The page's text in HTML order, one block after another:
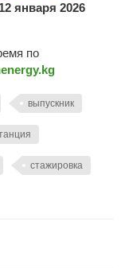
января 2026
по
выпускник
стажировка